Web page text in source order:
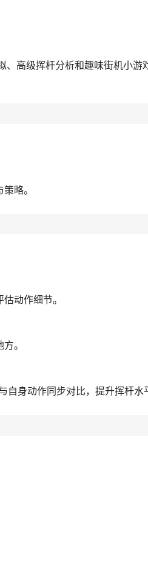
、高级挥杆分析和趣味街机小游
略。
动作细节。
。
身动作同步对比，提升挥杆水